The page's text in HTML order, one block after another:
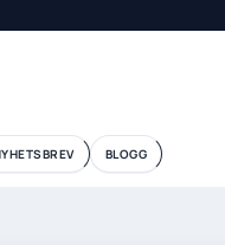
BLOGG